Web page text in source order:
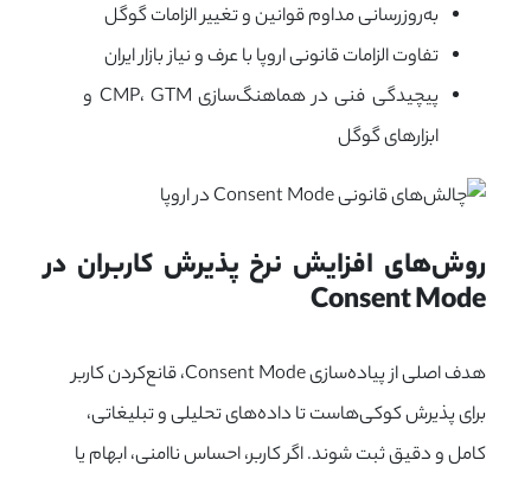
به‌روزرسانی مداوم قوانین و تغییر الزامات گوگل
تفاوت الزامات قانونی اروپا با عرف و نیاز بازار ایران
پیچیدگی فنی در هماهنگ‌سازی CMP، GTM و
ابزارهای گوگل
روش‌های افزایش نرخ پذیرش کاربران در
Consent Mode
هدف اصلی از پیاده‌سازی Consent Mode، قانع‌کردن کاربر
برای پذیرش کوکی‌هاست تا داده‌های تحلیلی و تبلیغاتی،
کامل و دقیق ثبت شوند. اگر کاربر، احساس ناامنی، ابهام یا